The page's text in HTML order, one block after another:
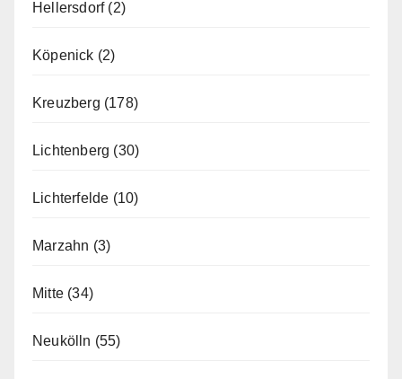
Hellersdorf(2)
Köpenick (2)
Kreuzberg (178)
Lichtenberg (30)
Lichterfelde (10)
Marzahn (3)
Mitte (34)
Neukölln (55)